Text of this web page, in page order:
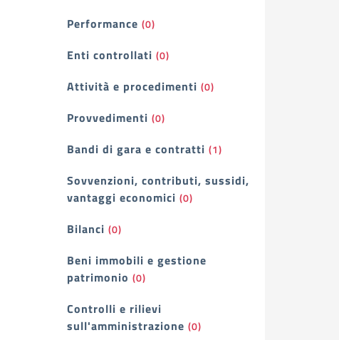
Performance (0)
Enti controllati (0)
Attività e procedimenti (0)
Provvedimenti (0)
Bandi di gara e contratti (1)
Sovvenzioni, contributi, sussidi,
vantaggi economici (0)
Bilanci (0)
Beni immobili e gestione
patrimonio (0)
Controlli e rilievi
sull'amministrazione (0)